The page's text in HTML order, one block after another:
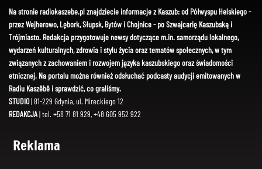
Na stronie radiokaszebe.pl znajdziecie informacje z Kaszub: od Półwyspu Helskiego -
przez Wejherowo, Lębork, Słupsk, Bytów i Chojnice - po Szwajcarię Kaszubską i
Trójmiasto. Redakcja przygotowuje newsy dotyczące m.in. samorządu lokalnego,
wydarzeń kulturalnych, zdrowia i stylu życia oraz tematów społecznych, w tym
związanych z zachowaniem i rozwojem języka kaszubskiego oraz świadomości
etnicznej. Na portalu można również odsłuchać podcasty audycji emitowanych w
Radiu Kaszëbë i sprawdzić, co graliśmy.
STUDIO| 81-229 Gdynia, ul. Mireckiego 12
REDAKCJA| tel. +58 71 81 929, +48 605 952 922
Reklama